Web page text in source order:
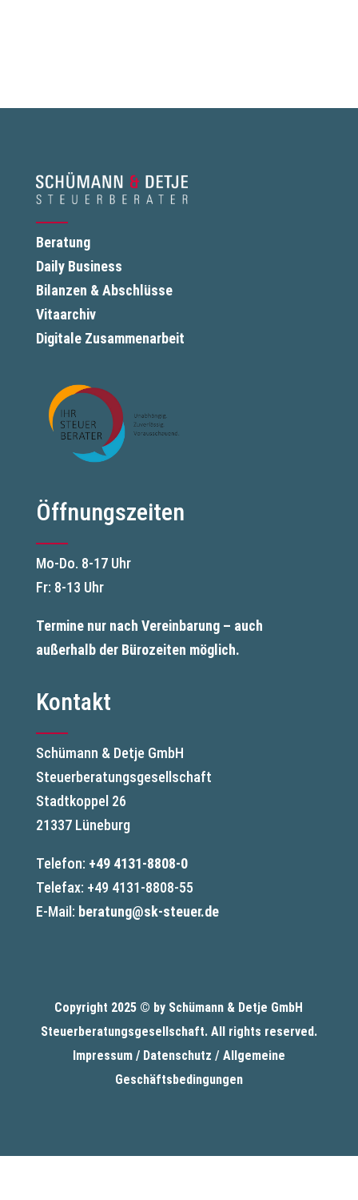
Beratung
Daily Business
Bilanzen & Abschlüsse
Vitaarchiv
Digitale Zusammenarbeit
Öffnungszeiten
Mo-Do. 8-17 Uhr
Fr: 8-13 Uhr
Termine nur nach Vereinbarung – auch
außerhalb der Bürozeiten möglich.
Kontakt
Schümann & Detje GmbH
Steuerberatungsgesellschaft
Stadtkoppel 26
21337 Lüneburg
Telefon: +49 4131-8808-0
Telefax: +49 4131-8808-55
E-Mail: beratung@sk-steuer.de
Copyright 2025 © by Schümann & Detje GmbH
Steuerberatungsgesellschaft. All rights reserved.
Impressum / Datenschutz / Allgemeine
Geschäftsbedingungen